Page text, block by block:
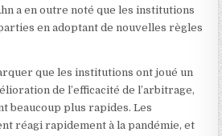
a en outre noté que les institutions
en adoptant de nouvelles règles
que les institutions ont joué un
de l’efficacité de l’arbitrage,
beaucoup plus rapides. Les
réagi rapidement à la pandémie, et